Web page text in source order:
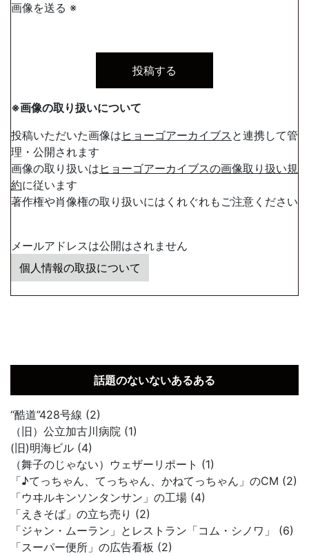
画像を送る ※
※画像の取り扱いについて
投稿いただいた画像は ヒョーゴアーカイブス と連携して管
理・公開されます
画像の取り扱いは ヒョーゴアーカイブスの画像取り扱い規
約に従います
著作権や肖像権の取り扱いにはくれぐれもご注意ください
メールアドレスは公開はされません
個人情報の取扱について
話題のないないあるある
“酷道”428号線 (2)
（旧）公立加古川病院 (1)
(旧)明海ビル (4)
（舞子のじゃない）ウェザーリポート (1)
「♪てっちゃん、てっちゃん、かねてっちゃん」のCM (2)
「ウヰルキンソンタンサン」の工場 (4)
「えきそば」の立ち売り (2)
「ジャン・ムーラン」とレストラン「コム・シノワ」 (6)
「スーパー便所」の広告看板 (2)